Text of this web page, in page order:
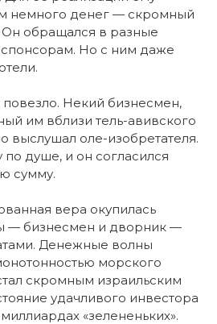
немного денег — скромный
Он обращался в разные
Но с ним даже
Некий бизнесмен,
им вблизи тель-авивского
выслушал оле-изобретателя.
душе, и он согласился
сумму.
вера окупилась
— бизнесмен и дворник —
Денежные волны
морского
скромным израильским
удачливого инвестора
«зелененьких».